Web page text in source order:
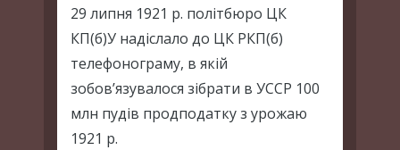
29 липня 1921 р. політбюро ЦК
КП(б)У надіслало до ЦК РКП(б)
телефонограму, в якій
зобов’язувалося зібрати в УССР 100
млн пудів продподатку з урожаю
1921 р.